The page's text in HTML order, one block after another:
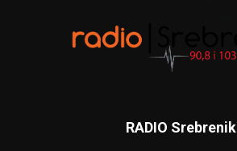
RADIO Srebrenik